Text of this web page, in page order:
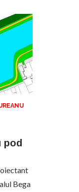
pod
Bega